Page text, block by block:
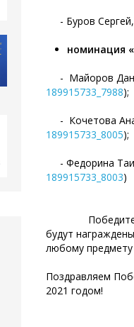
- Буров Сергей,
номинация
- Майоров
189915733_7988);
- Кочетова
189915733_8005);
- Федорина
189915733_8003)
Победители
будут
любому
Поздравляем
2021 годом!